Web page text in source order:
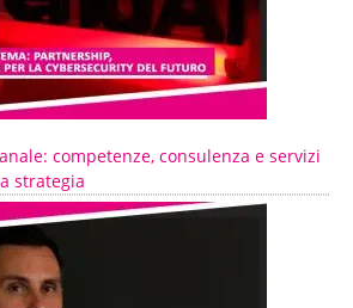
competenze, consulenza e servizi
strategia